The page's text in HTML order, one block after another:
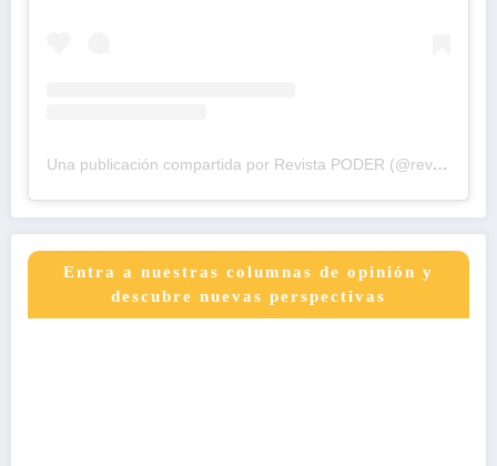
Una publicación compartida por Revista PODER (@revistapodercol)
Entra a nuestras columnas de opinión y
descubre nuevas perspectivas